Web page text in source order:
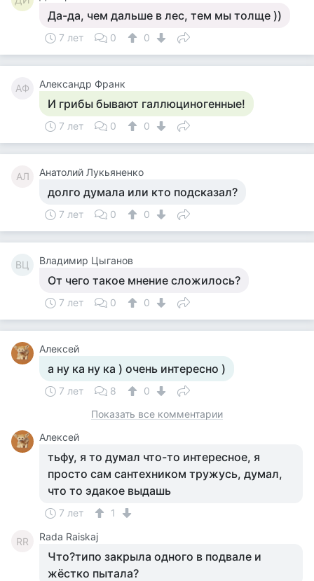
Да-да, чем дальше в лес, тем мы толще ))
7 лет 0 0
АФ Александр Франк
И грибы бывают галлюциногенные!
7 лет 0 0
АЛ Анатолий Лукьяненко
долго думала или кто подсказал?
7 лет 0 0
ВЦ Владимир Цыганов
От чего такое мнение сложилось?
7 лет 0 0
Алексей
а ну ка ну ка ) очень интересно )
7 лет 8
0
Показать все комментарии
Алексей
тьфу, я то думал что-то интересное, я
просто сам сантехником тружусь, думал,
что то эдакое выдашь
7 лет 1
RR Rada Raiskaj
Что?типо закрыла одного в подвале и
жёстко пытала?